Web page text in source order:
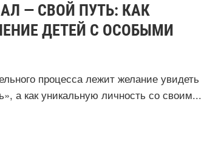
— СВОЙ ПУТЬ: КАК
ДЕТЕЙ С ОСОБЫМИ
процесса лежит желание увидеть
а как уникальную личность со своим...